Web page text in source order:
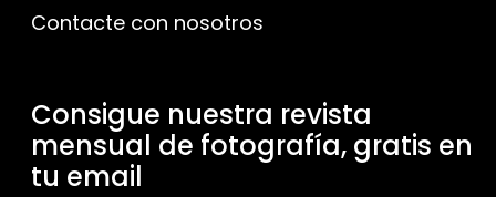
Contacte con nosotros
Consigue nuestra revista
mensual de fotografía, gratis en
tu email